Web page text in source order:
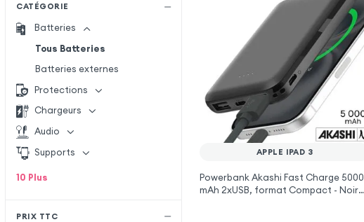
CATÉGORIE
Batteries
Tous Batteries
Batteries externes
Protections
Chargeurs
Audio
Supports
10 Plus
PRIX TTC
APPLE IPAD 3
Powerbank Akashi Fast Charge 5000
mAh 2xUSB, format Compact - Noir